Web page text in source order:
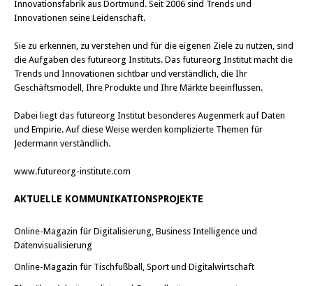
Innovationsfabrik aus Dortmund. Seit 2006 sind Trends und
Innovationen seine Leidenschaft.
Sie zu erkennen, zu verstehen und für die eigenen Ziele zu nutzen, sind
die Aufgaben des futureorg Instituts. Das futureorg Institut macht die
Trends und Innovationen sichtbar und verständlich, die Ihr
Geschäftsmodell, Ihre Produkte und Ihre Märkte beeinflussen.
Dabei liegt das futureorg Institut besonderes Augenmerk auf Daten
und Empirie. Auf diese Weise werden komplizierte Themen für
Jedermann verständlich.
www.futureorg-institute.com
AKTUELLE KOMMUNIKATIONSPROJEKTE
Online-Magazin für Digitalisierung, Business Intelligence und
Datenvisualisierung
Online-Magazin für Tischfußball, Sport und Digitalwirtschaft